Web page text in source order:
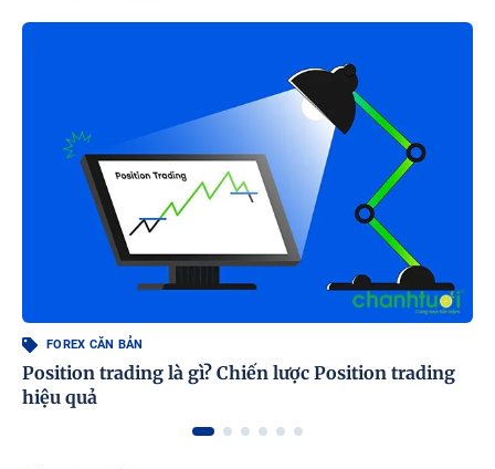
FOREX CĂN BẢN
Position trading là gì? Chiến lược Position trading
hiệu quả